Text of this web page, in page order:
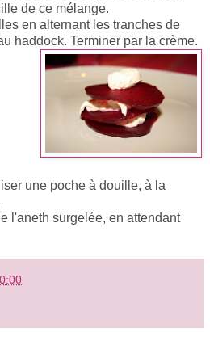
de ce mélange.
en alternant les tranches de
haddock. Terminer par la crème.
une poche à douille, à la
l'aneth surgelée, en attendant